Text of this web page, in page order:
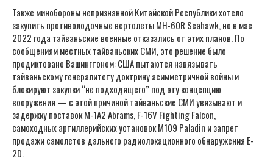
Также минобороны непризнанной Китайской Республики хотело
закупить противолодочные вертолеты MH-60R Seahawk, но в мае
2022 года тайваньские военные отказались от этих планов. По
сообщениям местных тайваньских СМИ, это решение было
продиктовано Вашингтоном: США пытаются навязывать
тайваньскому генералитету доктрину асимметричной войны и
блокируют закупки “не подходящего” под эту концепцию
вооружения — с этой причиной тайваньские СМИ увязывают и
задержку поставок M-1А2 Abrams, F-16V Fighting Falcon,
самоходных артиллерийских установок М109 Paladin и запрет
продажи самолетов дальнего радиолокационного обнаружения E-
2D.